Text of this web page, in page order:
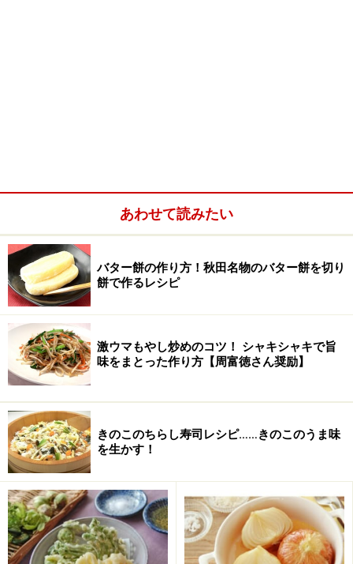
薄力粉、ベーキングパウダー、砂糖、塩をボウルに入れ
て、泡立て器で混ぜる。あわせて読みたい
バター餅の作り方！秋田名物のバター餅を切り
餅で作るレシピ
激ウマもやし炒めのコツ！ シャキシャキで旨
味をまとった作り方【周富徳さん奨励】
きのこのちらし寿司レシピ……きのこのうま味
を生かす！